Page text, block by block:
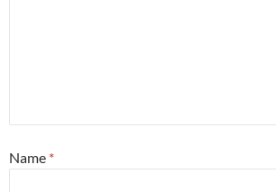
Name *